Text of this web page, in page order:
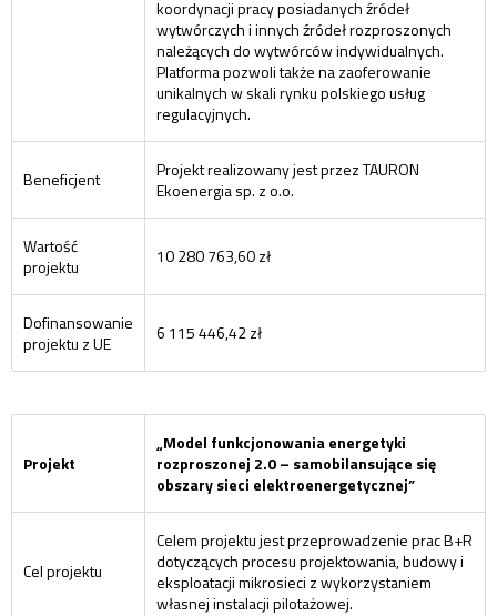
koordynacji pracy posiadanych źródeł
wytwórczych i innych źródeł rozproszonych
należących do wytwórców indywidualnych.
Platforma pozwoli także na zaoferowanie
unikalnych w skali rynku polskiego usług
regulacyjnych.
Beneficjent
Projekt realizowany jest przez TAURON
Ekoenergia sp. z o.o.
Wartość
projektu
10 280 763,60 zł
Dofinansowanie
projektu z UE
6 115 446,42 zł
Projekt
„Model funkcjonowania energetyki
rozproszonej 2.0 – samobilansujące się
obszary sieci elektroenergetycznej”
Cel projektu
Celem projektu jest przeprowadzenie prac B+R
dotyczących procesu projektowania, budowy i
eksploatacji mikrosieci z wykorzystaniem
własnej instalacji pilotażowej.